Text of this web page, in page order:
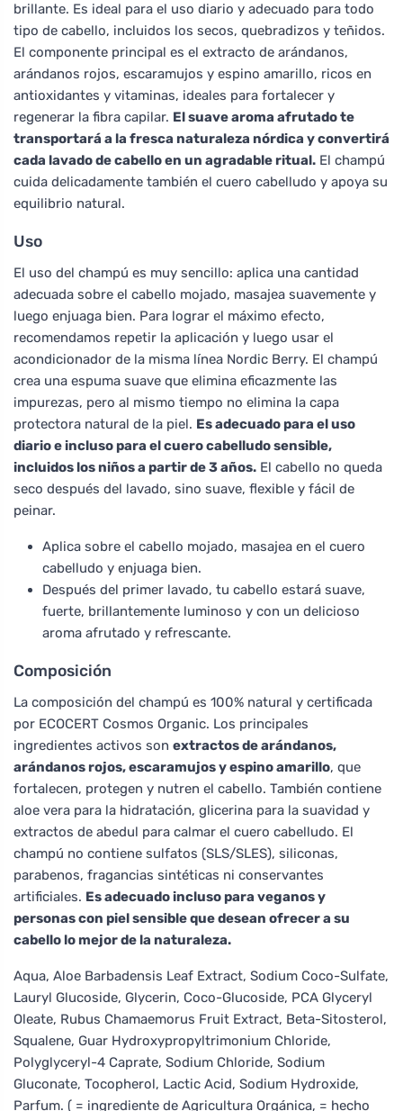
brillante. Es ideal para el uso diario y adecuado para todo
tipo de cabello, incluidos los secos, quebradizos y teñidos.
El componente principal es el extracto de arándanos,
arándanos rojos, escaramujos y espino amarillo, ricos en
antioxidantes y vitaminas, ideales para fortalecer y
regenerar la fibra capilar. El suave aroma afrutado te
transportará a la fresca naturaleza nórdica y convertirá
cada lavado de cabello en un agradable ritual. El champú
cuida delicadamente también el cuero cabelludo y apoya su
equilibrio natural.
Uso
El uso del champú es muy sencillo: aplica una cantidad
adecuada sobre el cabello mojado, masajea suavemente y
luego enjuaga bien. Para lograr el máximo efecto,
recomendamos repetir la aplicación y luego usar el
acondicionador de la misma línea Nordic Berry. El champú
crea una espuma suave que elimina eficazmente las
impurezas, pero al mismo tiempo no elimina la capa
protectora natural de la piel. Es adecuado para el uso
diario e incluso para el cuero cabelludo sensible,
incluidos los niños a partir de 3 años. El cabello no queda
seco después del lavado, sino suave, flexible y fácil de
peinar.
Aplica sobre el cabello mojado, masajea en el cuero
cabelludo y enjuaga bien.
Después del primer lavado, tu cabello estará suave,
fuerte, brillantemente luminoso y con un delicioso
aroma afrutado y refrescante.
Composición
La composición del champú es 100% natural y certificada
por ECOCERT Cosmos Organic. Los principales
ingredientes activos son extractos de arándanos,
arándanos rojos, escaramujos y espino amarillo, que
fortalecen, protegen y nutren el cabello. También contiene
aloe vera para la hidratación, glicerina para la suavidad y
extractos de abedul para calmar el cuero cabelludo. El
champú no contiene sulfatos (SLS/SLES), siliconas,
parabenos, fragancias sintéticas ni conservantes
artificiales. Es adecuado incluso para veganos y
personas con piel sensible que desean ofrecer a su
cabello lo mejor de la naturaleza.
Aqua, Aloe Barbadensis Leaf Extract, Sodium Coco-Sulfate,
Lauryl Glucoside, Glycerin, Coco-Glucoside, PCA Glyceryl
Oleate, Rubus Chamaemorus Fruit Extract, Beta-Sitosterol,
Squalene, Guar Hydroxypropyltrimonium Chloride,
Polyglyceryl-4 Caprate, Sodium Chloride, Sodium
Gluconate, Tocopherol, Lactic Acid, Sodium Hydroxide,
Parfum. ( = ingrediente de Agricultura Orgánica, = hecho